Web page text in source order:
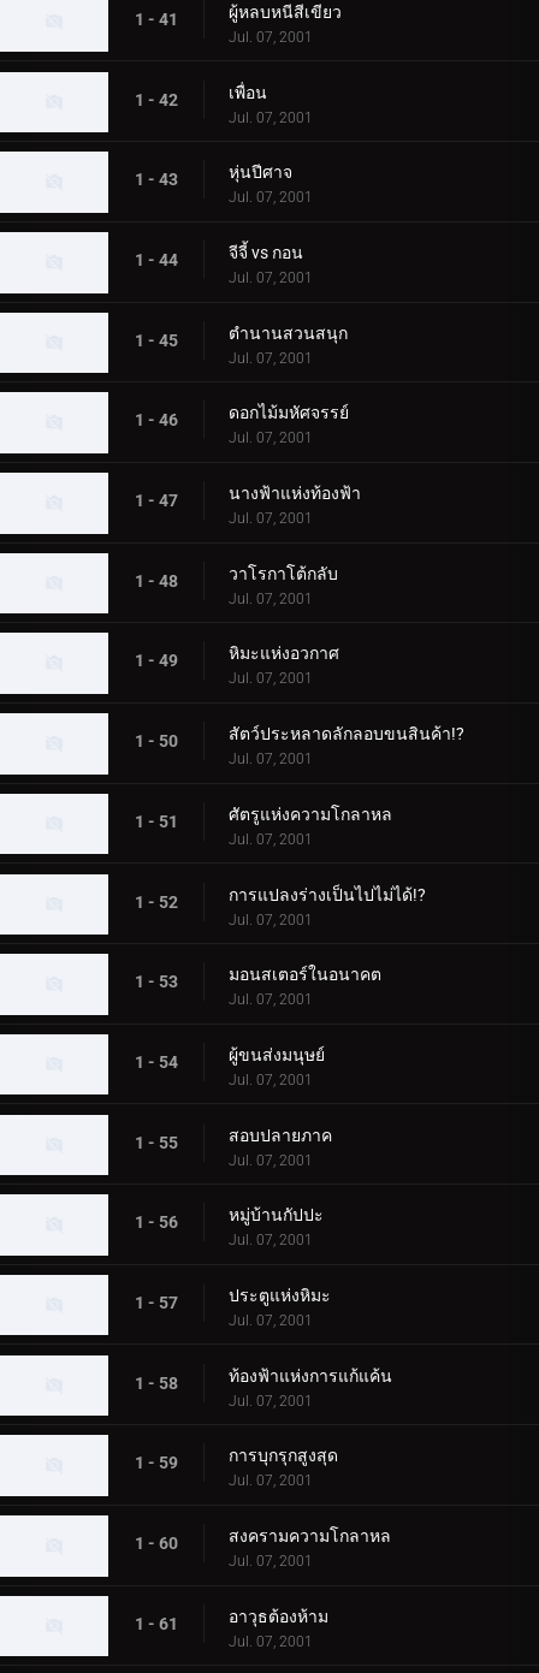
1 - 41 ผู้หลบหนีสีเขียว
Jul. 07, 2001
1 - 42 เพื่อน
Jul. 07, 2001
1 - 43 หุ่นปีศาจ
Jul. 07, 2001
1 - 44 จีจี้ vs กอน
Jul. 07, 2001
1 - 45 ตำนานสวนสนุก
Jul. 07, 2001
1 - 46 ดอกไม้มหัศจรรย์
Jul. 07, 2001
1 - 47 นางฟ้าแห่งท้องฟ้า
Jul. 07, 2001
1 - 48 วาโรกาโต้กลับ
Jul. 07, 2001
1 - 49 หิมะแห่งอวกาศ
Jul. 07, 2001
1 - 50 สัตว์ประหลาดลักลอบขนสินค้า!?
Jul. 07, 2001
1 - 51 ศัตรูแห่งความโกลาหล
Jul. 07, 2001
1 - 52 การแปลงร่างเป็นไปไม่ได้!?
Jul. 07, 2001
1 - 53 มอนสเตอร์ในอนาคต
Jul. 07, 2001
1 - 54 ผู้ขนส่งมนุษย์
Jul. 07, 2001
1 - 55 สอบปลายภาค
Jul. 07, 2001
1 - 56 หมู่บ้านกัปปะ
Jul. 07, 2001
1 - 57 ประตูแห่งหิมะ
Jul. 07, 2001
1 - 58 ท้องฟ้าแห่งการแก้แค้น
Jul. 07, 2001
1 - 59 การบุกรุกสูงสุด
Jul. 07, 2001
1 - 60 สงครามความโกลาหล
Jul. 07, 2001
1 - 61 อาวุธต้องห้าม
Jul. 07, 2001